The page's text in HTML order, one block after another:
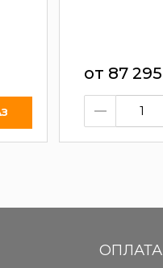
от 87 295
–
ОПЛАТА